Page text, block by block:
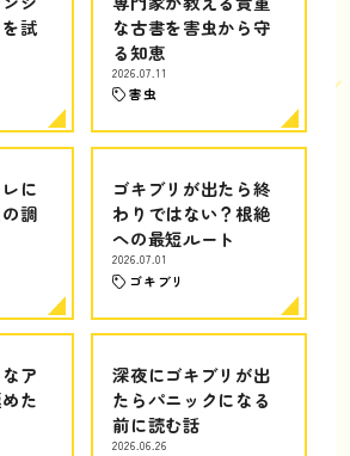
試
な古書を害虫から守
る知恵
2026.07.11
害虫
に
調
ゴキブリが出たら終
わりではない？根絶
への最短ルート
2026.07.01
ゴキブリ
ア
た
深夜にゴキブリが出
たらパニックになる
前に読む話
2026.06.26